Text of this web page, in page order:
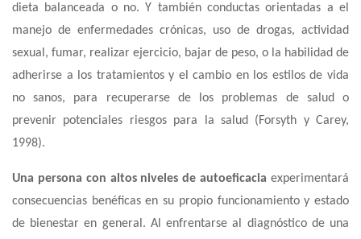
dieta balanceada o no. Y también conductas orientadas a el
manejo de enfermedades crónicas, uso de drogas, actividad
sexual, fumar, realizar ejercicio, bajar de peso, o la habilidad de
adherirse a los tratamientos y el cambio en los estilos de vida
no sanos, para recuperarse de los problemas de salud o
prevenir potenciales riesgos para la salud (Forsyth y Carey,
1998).
Una persona con altos niveles de autoeficacia experimentará
consecuencias benéficas en su propio funcionamiento y estado
de bienestar en general. Al enfrentarse al diagnóstico de una